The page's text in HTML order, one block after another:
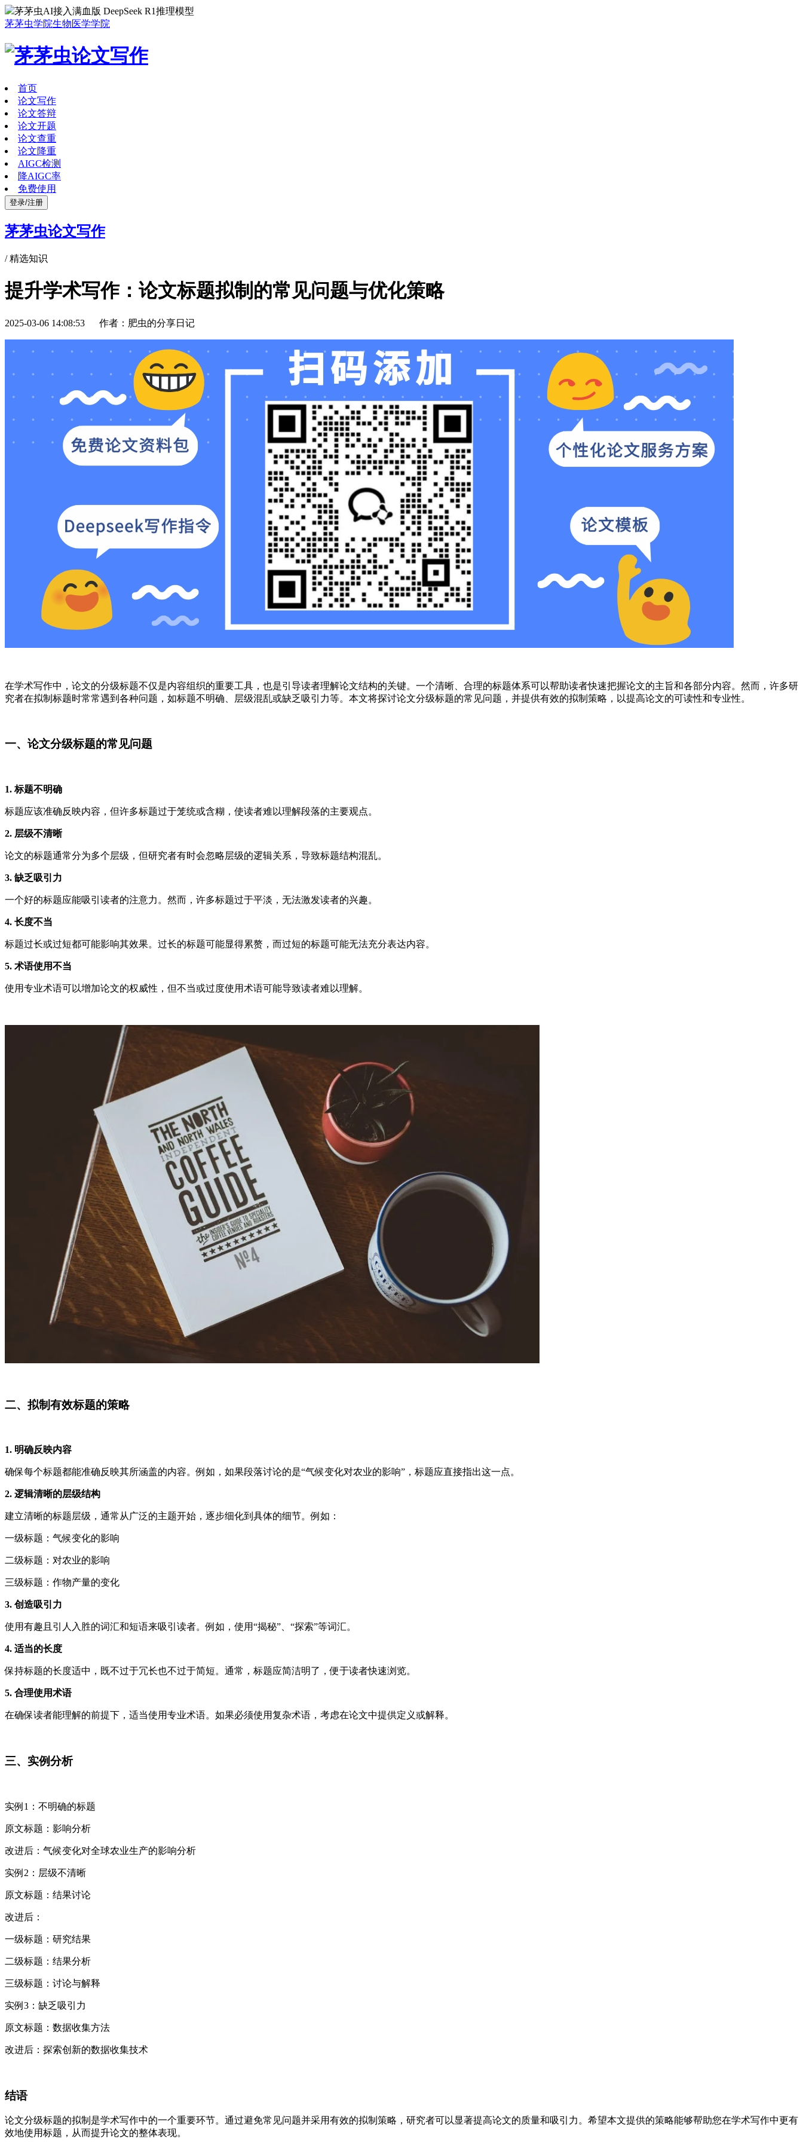
茅茅虫AI接入满血版 DeepSeek R1推理模型
茅茅虫学院生物医学学院
首页
论文写作
论文答辩
论文开题
论文查重
论文降重
AIGC检测
降AIGC率
免费使用
登录/注册
茅茅虫论文写作
/精选知识
提升学术写作：论文标题拟制的常见问题与优化策略
2025-03-06 14:08:53 作者：肥虫的分享日记
在学术写作中，论文的分级标题不仅是内容组织的重要工具，也是引导读者理解论文结构的关键。一个清晰、合理的标题体系可以帮助读者快速把握论文的主旨和各部分内容。然而，许多研
究者在拟制标题时常常遇到各种问题，如标题不明确、层级混乱或缺乏吸引力等。本文将探讨论文分级标题的常见问题，并提供有效的拟制策略，以提高论文的可读性和专业性。
一、论文分级标题的常见问题
1. 标题不明确
标题应该准确反映内容，但许多标题过于笼统或含糊，使读者难以理解段落的主要观点。
2. 层级不清晰
论文的标题通常分为多个层级，但研究者有时会忽略层级的逻辑关系，导致标题结构混乱。
3. 缺乏吸引力
一个好的标题应能吸引读者的注意力。然而，许多标题过于平淡，无法激发读者的兴趣。
4. 长度不当
标题过长或过短都可能影响其效果。过长的标题可能显得累赘，而过短的标题可能无法充分表达内容。
5. 术语使用不当
使用专业术语可以增加论文的权威性，但不当或过度使用术语可能导致读者难以理解。
二、拟制有效标题的策略
1. 明确反映内容
确保每个标题都能准确反映其所涵盖的内容。例如，如果段落讨论的是“气候变化对农业的影响”，标题应直接指出这一点。
2. 逻辑清晰的层级结构
建立清晰的标题层级，通常从广泛的主题开始，逐步细化到具体的细节。例如：
一级标题：气候变化的影响
二级标题：对农业的影响
三级标题：作物产量的变化
3. 创造吸引力
使用有趣且引人入胜的词汇和短语来吸引读者。例如，使用“揭秘”、“探索”等词汇。
4. 适当的长度
保持标题的长度适中，既不过于冗长也不过于简短。通常，标题应简洁明了，便于读者快速浏览。
5. 合理使用术语
在确保读者能理解的前提下，适当使用专业术语。如果必须使用复杂术语，考虑在论文中提供定义或解释。
三、实例分析
实例1：不明确的标题
原文标题：影响分析
改进后：气候变化对全球农业生产的影响分析
实例2：层级不清晰
原文标题：结果讨论
改进后：
一级标题：研究结果
二级标题：结果分析
三级标题：讨论与解释
实例3：缺乏吸引力
原文标题：数据收集方法
改进后：探索创新的数据收集技术
结语
论文分级标题的拟制是学术写作中的一个重要环节。通过避免常见问题并采用有效的拟制策略，研究者可以显著提高论文的质量和吸引力。希望本文提供的策略能够帮助您在学术写作中更有
效地使用标题，从而提升论文的整体表现。